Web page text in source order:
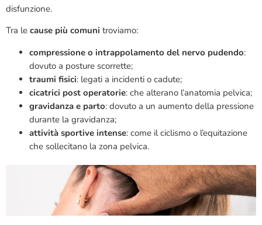
disfunzione.
Tra le cause più comuni troviamo:
compressione o intrappolamento del nervo pudendo:
dovuto a posture scorrette;
traumi fisici: legati a incidenti o cadute;
cicatrici post operatorie: che alterano l’anatomia pelvica;
gravidanza e parto: dovuto a un aumento della pressione
durante la gravidanza;
attività sportive intense: come il ciclismo o l’equitazione
che sollecitano la zona pelvica.